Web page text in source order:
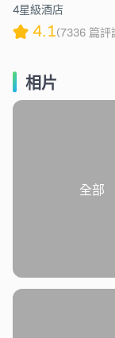
4星級酒店
4.1(7336 篇評
相片
全部